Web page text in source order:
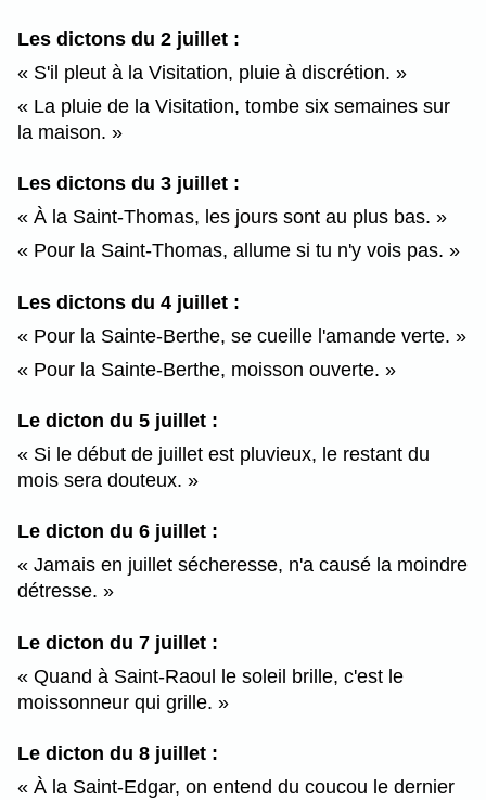
Les dictons du 2 juillet :
S'il pleut à la Visitation, pluie à discrétion.
La pluie de la Visitation, tombe six semaines sur
la maison.
Les dictons du 3 juillet :
À la Saint-Thomas, les jours sont au plus bas.
Pour la Saint-Thomas, allume si tu n'y vois pas.
Les dictons du 4 juillet :
Pour la Sainte-Berthe, se cueille l'amande verte.
Pour la Sainte-Berthe, moisson ouverte.
Le dicton du 5 juillet :
Si le début de juillet est pluvieux, le restant du
mois sera douteux.
Le dicton du 6 juillet :
Jamais en juillet sécheresse, n'a causé la moindre
détresse.
Le dicton du 7 juillet :
Quand à Saint-Raoul le soleil brille, c'est le
moissonneur qui grille.
Le dicton du 8 juillet :
À la Saint-Edgar, on entend du coucou le dernier